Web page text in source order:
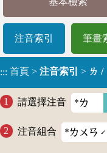
注音索引 筆畫
::: 首頁 > 注音索引 > ㄌ /
請選擇注音
注音組合